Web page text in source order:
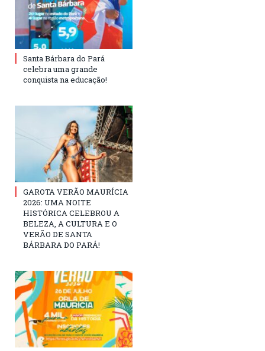
Santa Bárbara do Pará
celebra uma grande
conquista na educação!
GAROTA VERÃO MAURÍCIA
2026: UMA NOITE
HISTÓRICA CELEBROU A
BELEZA, A CULTURA E O
VERÃO DE SANTA
BÁRBARA DO PARÁ!